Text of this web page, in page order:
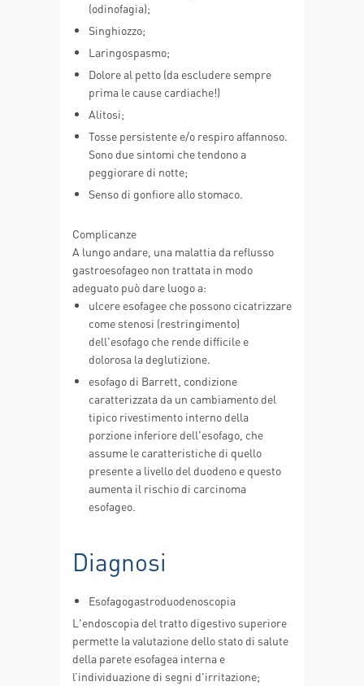
(odinofagia);
Singhiozzo;
Laringospasmo;
Dolore al petto (da escludere sempre
prima le cause cardiache!)
Alitosi;
Tosse persistente e/o respiro affannoso.
Sono due sintomi che tendono a
peggiorare di notte;
Senso di gonfiore allo stomaco.
Complicanze
A lungo andare, una malattia da reflusso
gastroesofageo non trattata in modo
adeguato può dare luogo a:
ulcere esofagee che possono cicatrizzare
come stenosi (restringimento)
dell'esofago che rende difficile e
dolorosa la deglutizione.
esofago di Barrett, condizione
caratterizzata da un cambiamento del
tipico rivestimento interno della
porzione inferiore dell'esofago, che
assume le caratteristiche di quello
presente a livello del duodeno e questo
aumenta il rischio di carcinoma
esofageo.
Diagnosi
Esofagogastroduodenoscopia
L'endoscopia del tratto digestivo superiore
permette la valutazione dello stato di salute
della parete esofagea interna e
l’individuazione di segni d'irritazione;